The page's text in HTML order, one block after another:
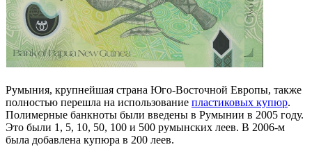
Румыния, крупнейшая страна Юго-Восточной Европы, также
полностью перешла на использование пластиковых купюр.
Полимерные банкноты были введены в Румынии в 2005 году.
Это были 1, 5, 10, 50, 100 и 500 румынских леев. В 2006-м
была добавлена купюра в 200 леев.